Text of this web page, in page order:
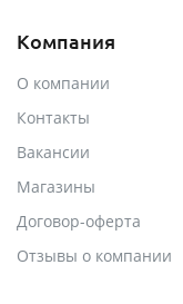
Компания
О компании
Контакты
Вакансии
Магазины
Договор-оферта
Отзывы о компании